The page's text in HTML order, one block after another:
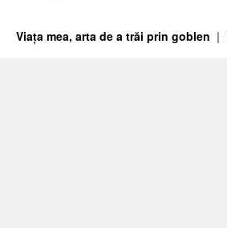
Viața mea, arta de a trăi prin goblen